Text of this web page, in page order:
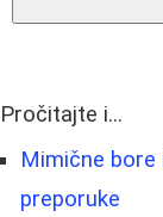
Pročitajte i...
Mimične bore
preporuke